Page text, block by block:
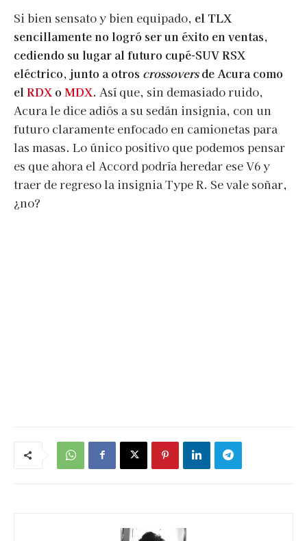
Si bien sensato y bien equipado, el TLX
sencillamente no logró ser un éxito en ventas,
cediendo su lugar al futuro cupé-SUV RSX
eléctrico, junto a otros crossoversde Acura como
elRDX o MDX. Así que, sin demasiado ruido,
Acura le dice adiós a su sedán insignia, con un
futuro claramente enfocado en camionetas para
las masas. Lo único positivo que podemos pensar
es que ahora el Accord podría heredar ese V6 y
traer de regreso la insignia Type R. Se vale soñar,
¿no?